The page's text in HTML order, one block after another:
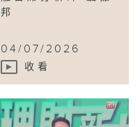
邦
04/07/2026
收看